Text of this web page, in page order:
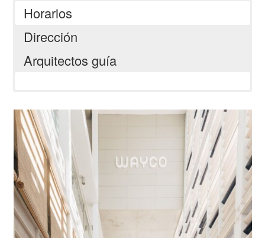
Horarios
Dirección
Arquitectos guía